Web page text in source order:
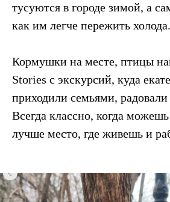
тусуются в городе зимой, а
как им легче пережить холода.
Кормушки на месте, птицы
Stories с экскурсий, куда
приходили семьями,
Всегда классно, когда можешь
лучше место, где живешь и